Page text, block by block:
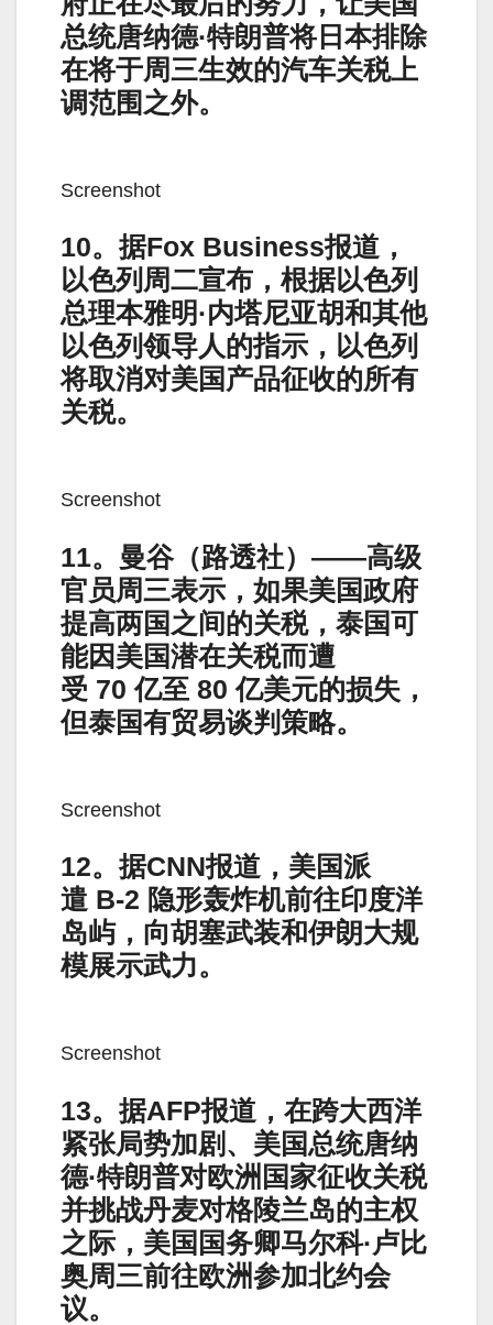
总统唐纳德·特朗普将日本排除
在将于周三生效的汽车关税上
调范围之外。
Screenshot
10。据Fox Business报道，
以色列周二宣布，根据以色列
总理本雅明·内塔尼亚胡和其他
以色列领导人的指示，以色列
将取消对美国产品征收的所有
关税。
Screenshot
11。曼谷（路透社）——高级
官员周三表示，如果美国政府
提高两国之间的关税，泰国可
能因美国潜在关税而遭
受 70 亿至 80 亿美元的损失，
但泰国有贸易谈判策略。
Screenshot
12。据CNN报道，美国派
遣 B-2 隐形轰炸机前往印度洋
岛屿，向胡塞武装和伊朗大规
模展示武力。
Screenshot
13。据AFP报道，在跨大西洋
紧张局势加剧、美国总统唐纳
德·特朗普对欧洲国家征收关税
并挑战丹麦对格陵兰岛的主权
之际，美国国务卿马尔科·卢比
奥周三前往欧洲参加北约会
议。